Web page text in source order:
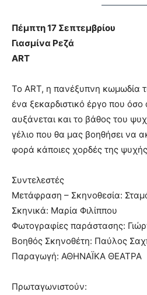
Πέμπτη 17 Σεπτεμβρίου
Γιασμίνα Ρεζά
ART
Το ART, η πανέξυπνη κωμωδία
ένα ξεκαρδιστικό έργο που όσο
αυξάνεται και το βάθος του
γέλιο που θα μας βοηθήσει να
φορά κάποιες χορδές της
Συντελεστές
Μετάφραση – Σκηνοθεσία:
Σκηνικά: Μαρία Φιλίππου
Φωτογραφίες παράστασης:
Βοηθός Σκηνοθέτη: Παύλος
Παραγωγή: ΑΘΗΝΑΪΚΑ ΘΕΑΤΡΑ
Πρωταγωνιστούν: